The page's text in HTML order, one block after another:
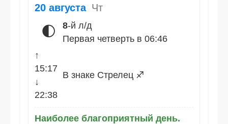
20 августа Чт
🌓 8-й л/д
Первая четверть в 06:46
↑
15:17
↓
22:38
В знаке Стрелец ♐
Наиболее благоприятный день.